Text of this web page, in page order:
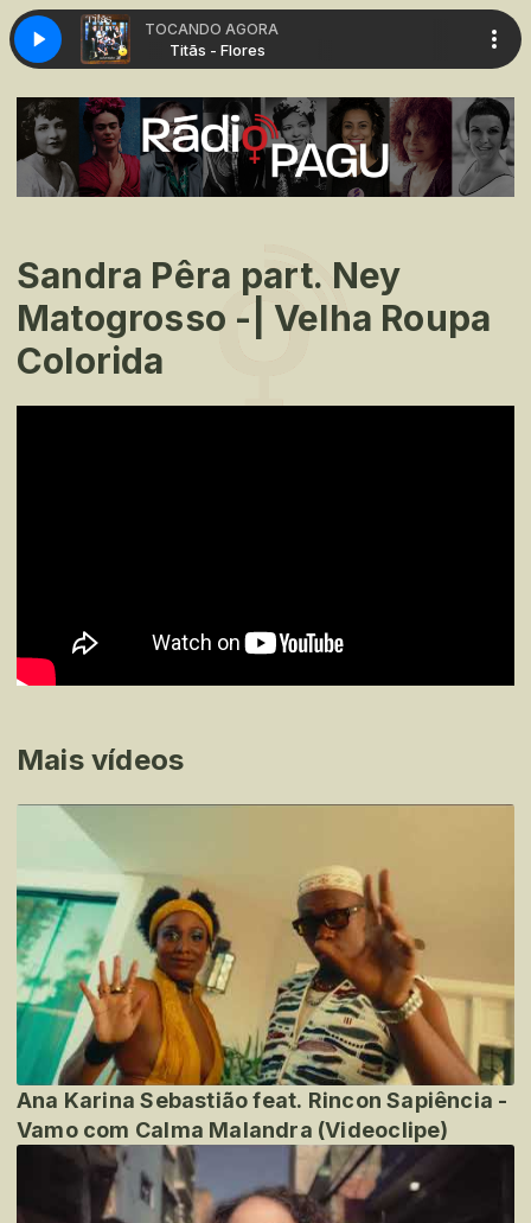
TOCANDO AGORA
- Flores Titãs - Flores
Sandra Pêra part. Ney
Matogrosso -| Velha Roupa
Colorida
Mais vídeos
Ana Karina Sebastião feat. Rincon Sapiência -
Vamo com Calma Malandra (Videoclipe)